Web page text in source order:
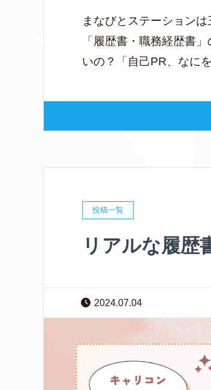
まなびとステーション
「履歴書・職務経歴書
いの？「自己PR、なに
投稿一覧
リアルな履歴
2024.07.04